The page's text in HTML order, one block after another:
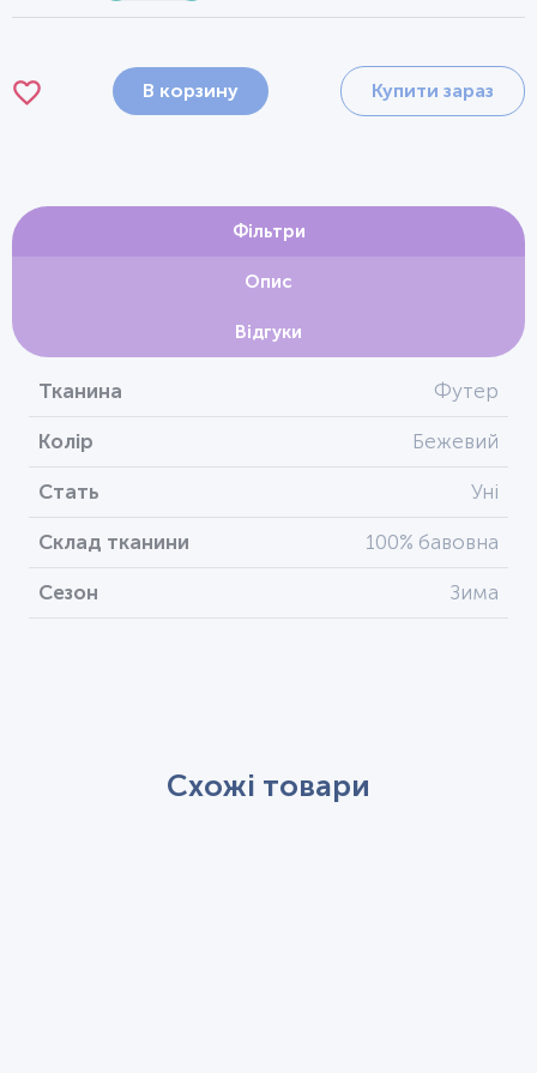
В корзину Купити зараз
Фільтри
Опис
Відгуки
Тканина Футер
Колір Бежевий
Стать Уні
Склад тканини 100% бавовна
Сезон Зима
Схожі товари